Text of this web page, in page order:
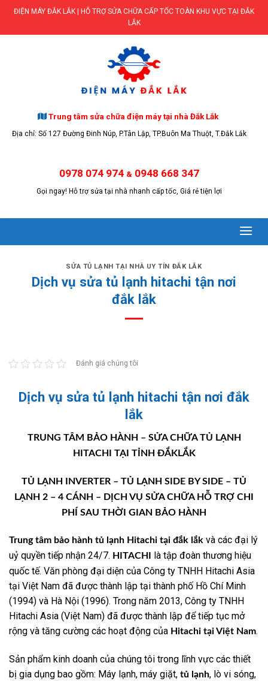
Skip
content
ĐIỆN MÁY ĐẮK LẮK | HỖ TRỢ SỬA CHỮA CẤP TỐC TOÀN KHU VỰC TẠI ĐẮK
LẮK
Trung tâm sửa chữa điện máy tại nhà Đắk Lắk
Địa chỉ: Số 127 Đường Đinh Núp, P.Tân Lập, TP.Buôn Ma Thuột, T.Đắk Lắk
0978 074 974 & 0948 668 347
Gọi ngay! Hỗ trợ sửa tại nhà nhanh cấp tốc, Giá rẻ tiện lợi
SỬA TỦ LẠNH TẠI NHÀ UY TÍN ĐẮK LẮK
Dịch vụ sửa tủ lạnh hitachi tận nơi
đắk lắk
Đánh giá chúng tôi
Dịch vụ sửa tủ lạnh hitachi tận nơi đắk
lắk
TRUNG TÂM BẢO HÀNH – SỬA CHỮA TỦ LẠNH
HITACHI TẠI TỈNH ĐẮKLẮK
TỦ LẠNH INVERTER – TỦ LẠNH SIDE BY SIDE – TỦ
LẠNH 2 – 4 CÁNH – DỊCH VỤ SỬA CHỮA HỖ TRỢ CHI
PHÍ SAU THỜI GIAN BẢO HÀNH
Trung tâm bảo hành tủ lạnh Hitachi tại đắk lắk và các đại lý
uỷ quyền tiếp nhận 24/7. HITACHI
là tập đoàn thương hiệu
quốc tế. Văn phòng đại diện của Công ty TNHH Hitachi Asia
tại Việt Nam đã được thành lập tại thành phố Hồ Chí Minh
(1994) và Hà Nội (1996). Trong năm 2013, Công ty TNHH
Hitachi Asia (Việt Nam) đã được thành lập để tiếp tục mở
rộng và tăng cường các hoạt động của Hitachi tại Việt Nam.
Sản phẩm kinh doanh của chúng tôi trong lĩnh vực các thiết
bị gia dụng bao gồm: Máy lạnh, máy giặt, tủ lạnh, lò vi sóng,